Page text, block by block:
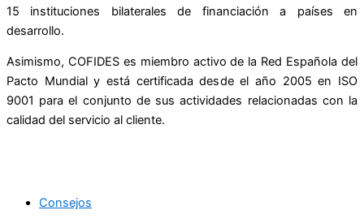
15 instituciones bilaterales de financiación a países en
desarrollo.
Asimismo, COFIDES es miembro activo de la Red Española del
Pacto Mundial y está certificada desde el año 2005 en ISO
9001 para el conjunto de sus actividades relacionadas con la
calidad del servicio al cliente.
Consejos